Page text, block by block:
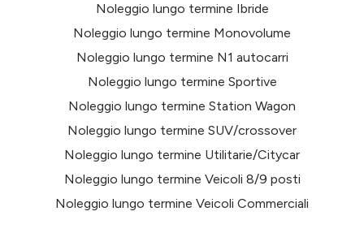
Noleggio lungo termine Ibride
Noleggio lungo termine Monovolume
Noleggio lungo termine N1 autocarri
Noleggio lungo termine Sportive
Noleggio lungo termine Station Wagon
Noleggio lungo termine SUV/crossover
Noleggio lungo termine Utilitarie/Citycar
Noleggio lungo termine Veicoli 8/9 posti
Noleggio lungo termine Veicoli Commerciali